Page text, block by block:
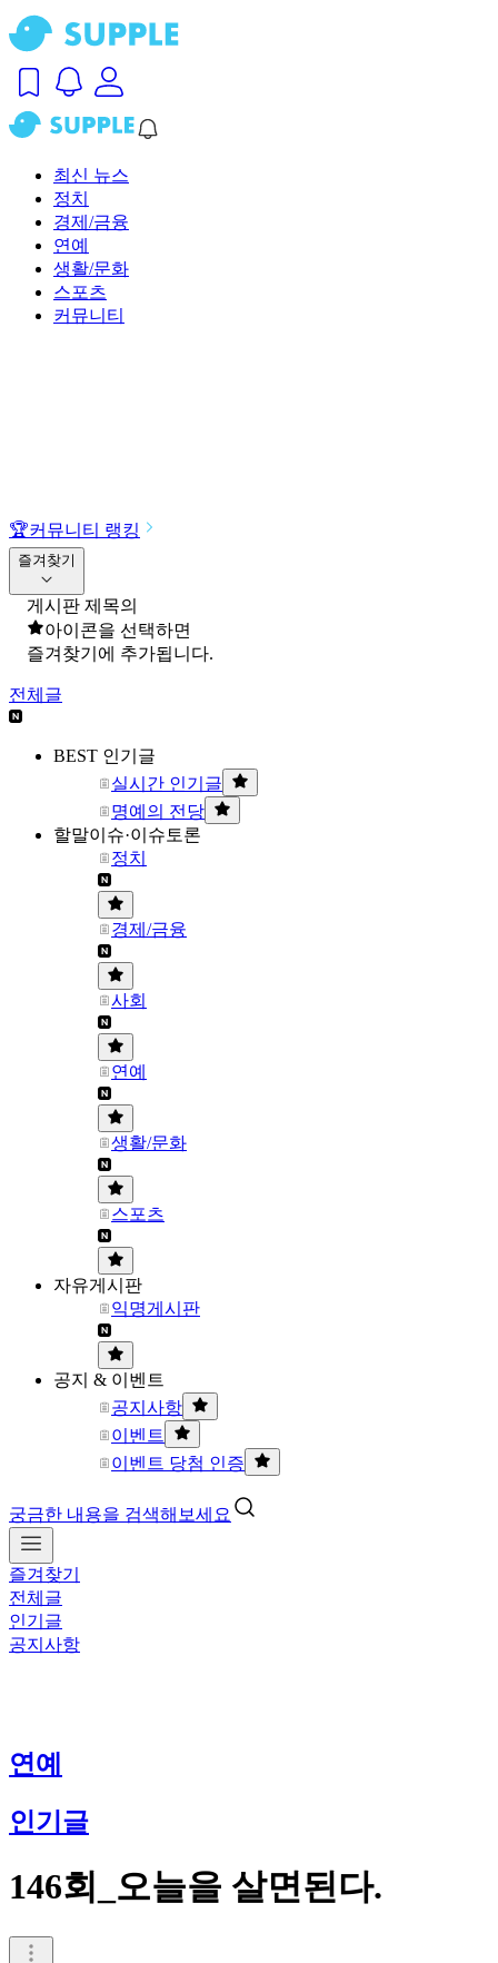
최신 뉴스
정치
경제/금융
연예
생활/문화
스포츠
커뮤니티
🏆커뮤니티 랭킹
즐겨찾기
게시판 제목의
아이콘을 선택하면
즐겨찾기에 추가됩니다.
전체글
BEST 인기글
실시간 인기글
명예의 전당
할말이슈·이슈토론
정치
경제/금융
사회
연예
생활/문화
스포츠
자유게시판
익명게시판
공지 & 이벤트
공지사항
이벤트
이벤트 당첨 인증
궁금한 내용을 검색해보세요
즐겨찾기
전체글
인기글
공지사항
연예
인기글
146회_오늘을 살면된다.